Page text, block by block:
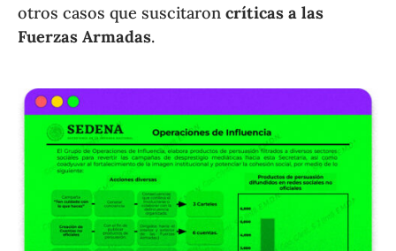
otros casos que suscitaroncríticas a las
Fuerzas Armadas.